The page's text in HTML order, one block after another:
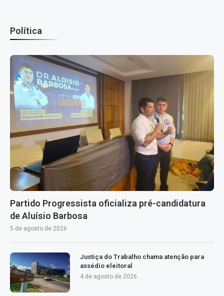
Política
Partido Progressista oficializa pré-candidatura
de Aluísio Barbosa
5 de agosto de 2026
Justiça do Trabalho chama atenção para
assédio eleitoral
4 de agosto de 2026